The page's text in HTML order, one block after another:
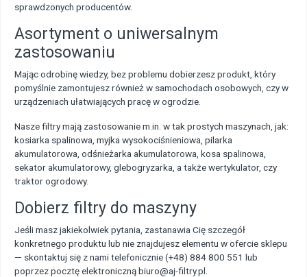
sprawdzonych producentów.
Asortyment o uniwersalnym
zastosowaniu
Mając odrobinę wiedzy, bez problemu dobierzesz produkt, który
pomyślnie zamontujesz również w samochodach osobowych, czy w
urządzeniach ułatwiających pracę w ogrodzie.
Nasze filtry mają zastosowanie m.in. w tak prostych maszynach, jak:
kosiarka spalinowa, myjka wysokociśnieniowa, pilarka
akumulatorowa, odśnieżarka akumulatorowa, kosa spalinowa,
sekator akumulatorowy, glebogryzarka, a także wertykulator, czy
traktor ogrodowy.
Dobierz filtry do maszyny
Jeśli masz jakiekolwiek pytania, zastanawia Cię szczegół
konkretnego produktu lub nie znajdujesz elementu w ofercie sklepu
— skontaktuj się z nami telefonicznie (+48) 884 800 551 lub
poprzez pocztę elektroniczną biuro@aj-filtry.pl.